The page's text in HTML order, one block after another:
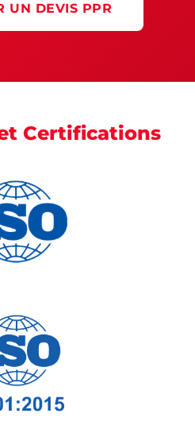
UN DEVIS PPR
Certifications